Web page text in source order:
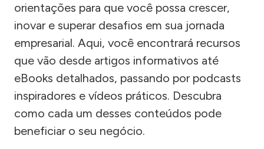
orientações para que você possa crescer,
inovar e superar desafios em sua jornada
empresarial. Aqui, você encontrará recursos
que vão desde artigos informativos até
eBooks detalhados, passando por podcasts
inspiradores e vídeos práticos. Descubra
como cada um desses conteúdos pode
beneficiar o seu negócio.